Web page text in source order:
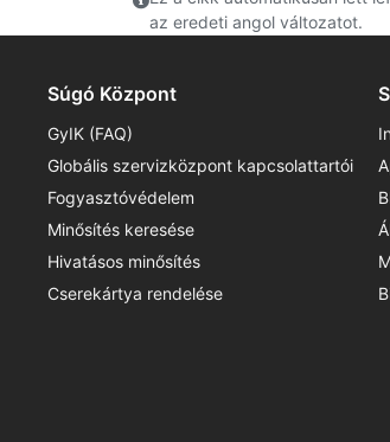
az eredeti angol változatot.
Súgó Központ
GyIK (FAQ)
Globális szervizközpont kapcsolattartói
Fogyasztóvédelem
Minősítés keresése
Hivatásos minősítés
Cserekártya rendelése